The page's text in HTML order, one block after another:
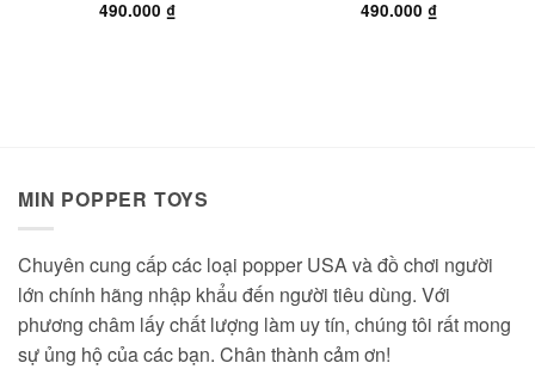
490.000 ₫ 490.000 ₫
MIN POPPER TOYS
Chuyên cung cấp các loại popper USA và đồ chơi người
lớn chính hãng nhập khẩu đến người tiêu dùng. Với
phương châm lấy chất lượng làm uy tín, chúng tôi rất mong
sự ủng hộ của các bạn. Chân thành cảm ơn!